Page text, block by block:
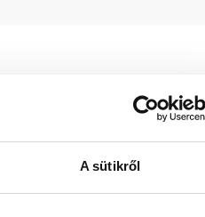
A sütikről
tetőszerkezetbe való